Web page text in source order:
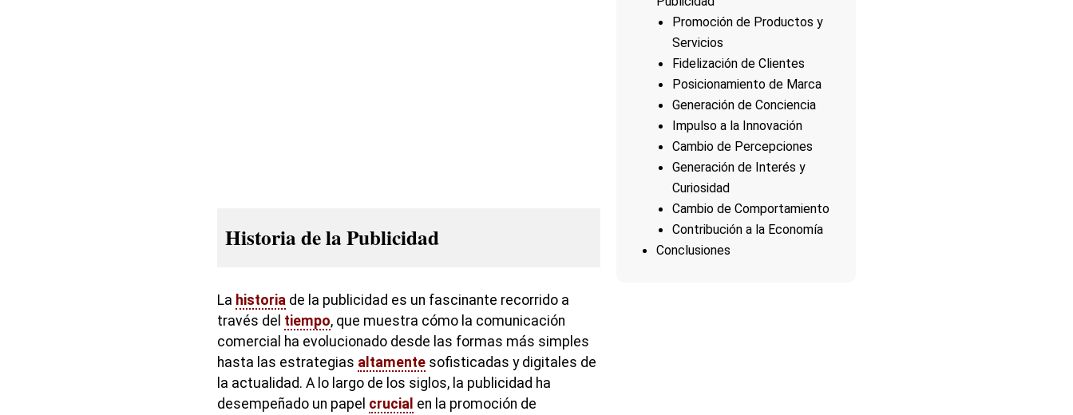
Promoción de Productos y
Servicios
Fidelización de Clientes
Posicionamiento de Marca
Generación de Conciencia
Impulso a la Innovación
Cambio de Percepciones
Generación de Interés y
Curiosidad
Cambio de Comportamiento
Contribución a la Economía
Conclusiones
Historia de la Publicidad
La historia de la publicidad es un fascinante recorrido a
través del tiempo, que muestra cómo la comunicación
comercial ha evolucionado desde las formas más simples
hasta las estrategias altamente sofisticadas y digitales de
la actualidad. A lo largo de los siglos, la publicidad ha
desempeñado un papel crucial en la promoción de